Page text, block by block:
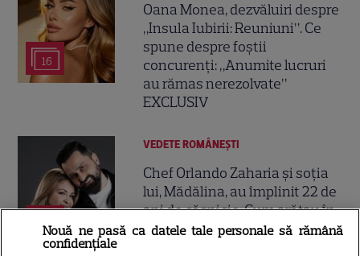
16
Oana Monea, dezvăluiri despre
„Insula Iubirii: Reuniuni”. Ce
spune despre foștii
concurenți: „Anumite lucruri
au rămas nerezolvate”
EXCLUSIV
11
VEDETE ROMÂNEŞTI
Chef Orlando Zaharia și soția
lui, Mădălina, au împlinit 22 de
ani de căsnicie. Cum arătau în
ziua nunții și povestea lor de
Nouă ne pasă ca datele tale personale să rămână
confidențiale